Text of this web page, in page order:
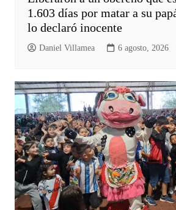
1.603 días por matar a su
lo declaró inocente
Daniel Villamea 6 agosto, 2026